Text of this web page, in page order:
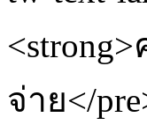
จ่าย</